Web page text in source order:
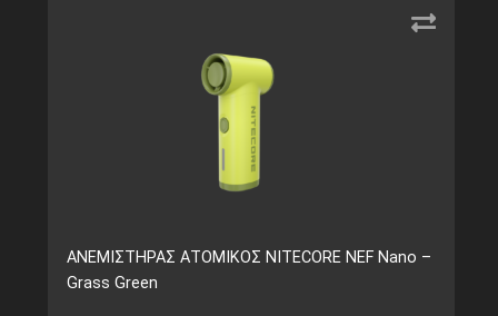
ΑΝΕΜΙΣΤΗΡΑΣ ΑΤΟΜΙΚΟΣ NITECORE NEF Nano –
Grass Green